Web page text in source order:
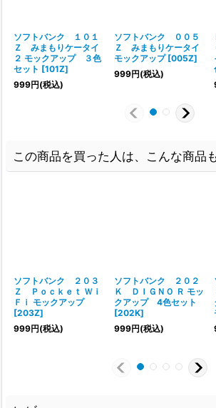
ソフトバンク １０１
Ｚ みまもりケータイ
２ モックアップ ３色
セット [101Z]
999円(税込)
ソフトバンク ００５
Ｚ みまもりケータイ
モックアップ [005Z]
999円(税込)
この商品を買った人は、こんな商品
ソフトバンク ２０３
Ｚ Ｐｏｃｋｅｔ Ｗｉ
Ｆｉ モックアップ
[203Z]
999円(税込)
ソフトバンク ２０２
Ｋ ＤＩＧＮＯ Ｒ モッ
クアップ 4色セット
[202K]
999円(税込)